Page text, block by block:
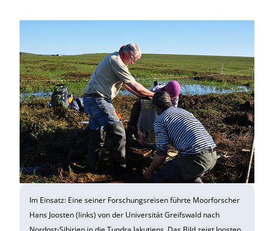
Im Einsatz: Eine seiner Forschungsreisen führte Moorforscher
Hans Joosten (links) von der Universität Greifswald nach